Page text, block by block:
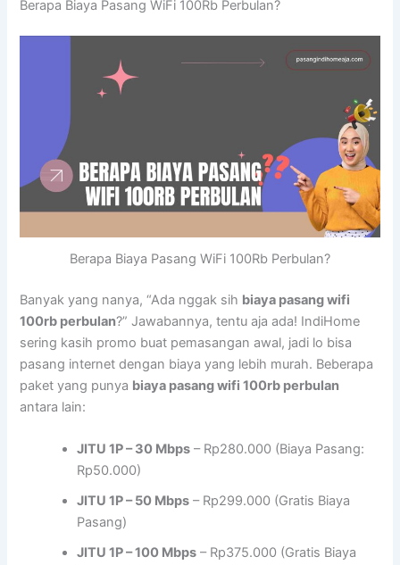
Berapa Biaya Pasang WiFi 100Rb Perbulan?
Berapa Biaya Pasang WiFi 100Rb Perbulan?
Banyak yang nanya, “Ada nggak sih biaya pasang wifi
100rb perbulan?” Jawabannya, tentu aja ada! IndiHome
sering kasih promo buat pemasangan awal, jadi lo bisa
pasang internet dengan biaya yang lebih murah. Beberapa
paket yang punya biaya pasang wifi 100rb perbulan
antara lain:
JITU 1P – 30 Mbps – Rp280.000 (Biaya Pasang:
Rp50.000)
JITU 1P – 50 Mbps – Rp299.000 (Gratis Biaya
Pasang)
JITU 1P – 100 Mbps – Rp375.000 (Gratis Biaya